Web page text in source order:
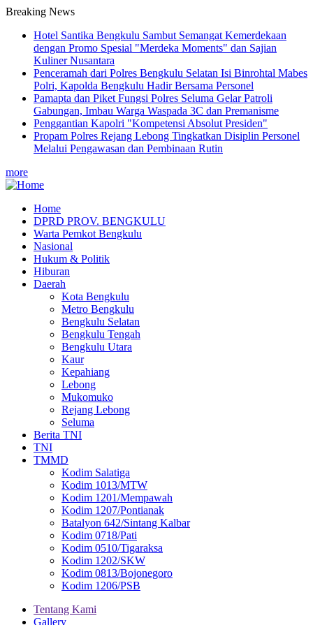
Breaking News
Hotel Santika Bengkulu Sambut Semangat Kemerdekaan
dengan Promo Spesial "Merdeka Moments" dan Sajian
Kuliner Nusantara
Penceramah dari Polres Bengkulu Selatan Isi Binrohtal Mabes
Polri, Kapolda Bengkulu Hadir Bersama Personel
Pamapta dan Piket Fungsi Polres Seluma Gelar Patroli
Gabungan, Imbau Warga Waspada 3C dan Premanisme
Penggantian Kapolri "Kompetensi Absolut Presiden"
Propam Polres Rejang Lebong Tingkatkan Disiplin Personel
Melalui Pengawasan dan Pembinaan Rutin
more
Main
navigation
Home
DPRD PROV. BENGKULU
Warta Pemkot Bengkulu
Nasional
Hukum & Politik
Hiburan
Daerah
Kota Bengkulu
Metro Bengkulu
Bengkulu Selatan
Bengkulu Tengah
Bengkulu Utara
Kaur
Kepahiang
Lebong
Mukomuko
Rejang Lebong
Seluma
Berita TNI
TNI
TMMD
Kodim Salatiga
Kodim 1013/MTW
Kodim 1201/Mempawah
Kodim 1207/Pontianak
Batalyon 642/Sintang Kalbar
Kodim 0718/Pati
Kodim 0510/Tigaraksa
Kodim 1202/SKW
Kodim 0813/Bojonegoro
Kodim 1206/PSB
Tentang Kami
Gallery